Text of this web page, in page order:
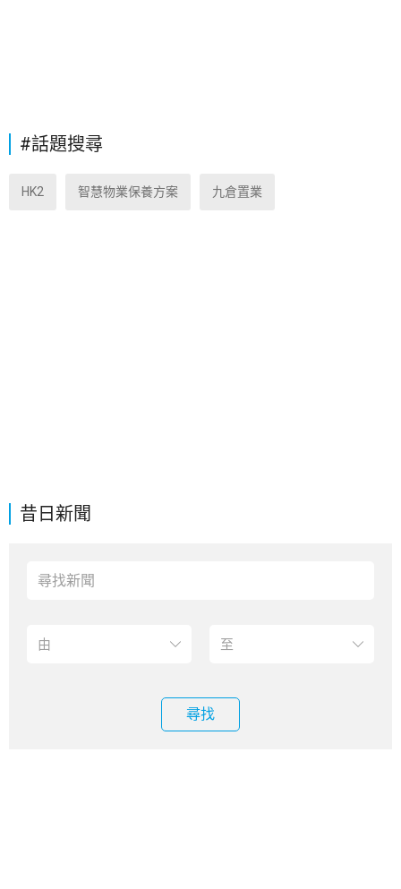
昔日新聞
尋找
#話題搜尋
HK2 智慧物業保養方案 九倉置業